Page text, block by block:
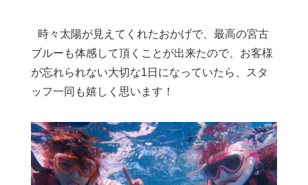
時々太陽が見えてくれたおかげで、最高の宮古
ブルーも体感して頂くことが出来たので、お客様
が忘れられない大切な1日になっていたら、スタ
ッフ一同も嬉しく思います！